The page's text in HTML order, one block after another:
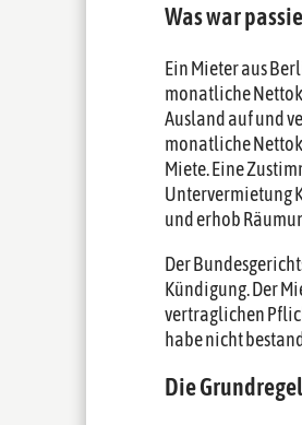
Was war
Ein Mieter aus
monatliche
Ausland auf und
monatliche
Miete. Eine
Untervermietung
und erhob
Der
Kündigung. Der
vertraglichen
habe nicht
Die